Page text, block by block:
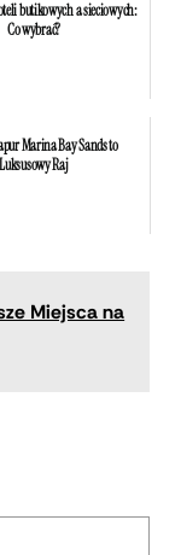
butikowych a sieciowych:
Co wybrać?
Marina Bay Sands to
Luksusowy Raj
Miejsca na